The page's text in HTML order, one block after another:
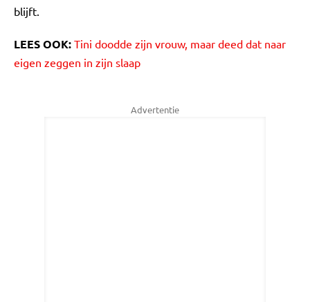
blijft.
LEES OOK: Tini doodde zijn vrouw, maar deed dat naar
eigen zeggen in zijn slaap
Advertentie